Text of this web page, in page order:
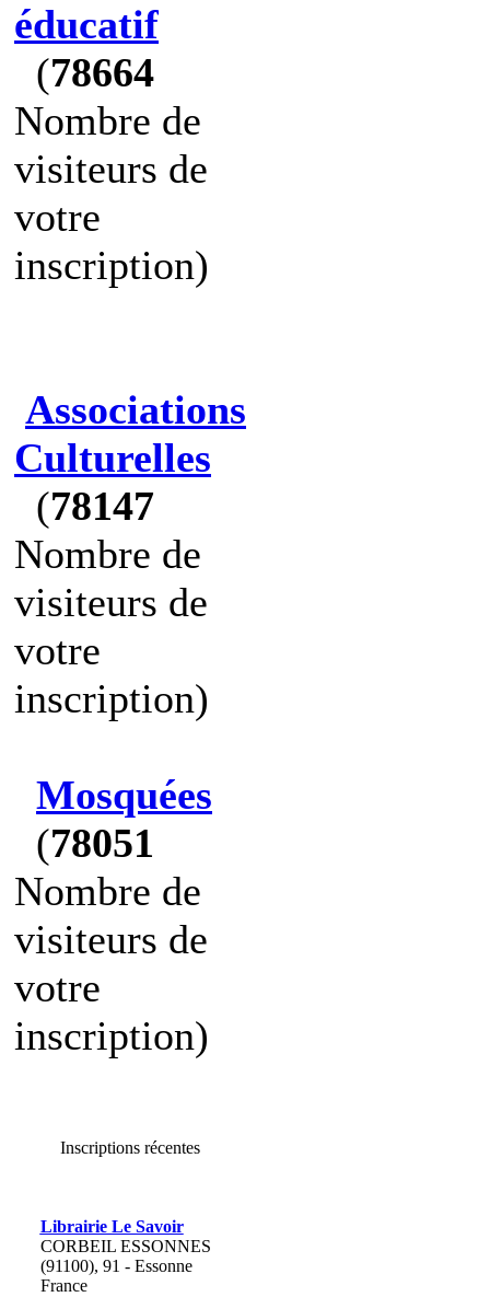
éducatif
(78664
Nombre de
visiteurs de
votre
inscription)
Associations
Culturelles
(78147
Nombre de
visiteurs de
votre
inscription)
Mosquées
(78051
Nombre de
visiteurs de
votre
inscription)
Inscriptions récentes
Librairie Le Savoir
CORBEIL ESSONNES
(91100), 91 - Essonne
France